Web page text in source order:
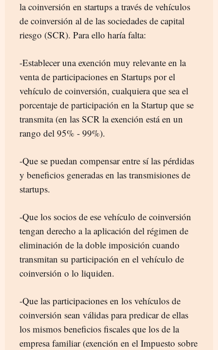
la coinversión en startups a través de vehículos
de coinversión al de las sociedades de capital
riesgo (SCR). Para ello haría falta:
-Establecer una exención muy relevante en la
venta de participaciones en Startups por el
vehículo de coinversión, cualquiera que sea el
porcentaje de participación en la Startup que se
transmita (en las SCR la exención está en un
rango del 95% - 99%).
-Que se puedan compensar entre sí las pérdidas
y beneficios generadas en las transmisiones de
startups.
-Que los socios de ese vehículo de coinversión
tengan derecho a la aplicación del régimen de
eliminación de la doble imposición cuando
transmitan su participación en el vehículo de
coinversión o lo liquiden.
-Que las participaciones en los vehículos de
coinversión sean válidas para predicar de ellas
los mismos beneficios fiscales que los de la
empresa familiar (exención en el Impuesto sobre